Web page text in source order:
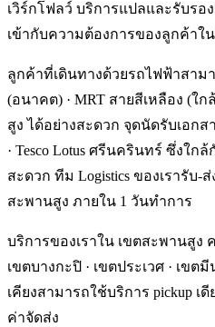
เวิร์กโฟลว์ บริการแปลและรับรอ
เข้ากับความต้องการของลูกค้าใ
ลูกค้าที่เดินทางด้วยรถไฟฟ้าสาม
(อนาคต) · MRT สายสีเหลือง (ใ
สูง ได้อย่างสะดวก จุดนัดรับเอกส
· Tesco Lotus ศรีนครินทร์ ซึ่งใ
สะดวก ทีม Logistics ของเรารับ-
สะพานสูง ภายใน 1 วันทำการ
บริการของเราใน เขตสะพานสูง
เขตบางกะปิ · เขตประเวศ · เข
เคียงสามารถใช้บริการ pickup เ
ค่าจัดส่ง